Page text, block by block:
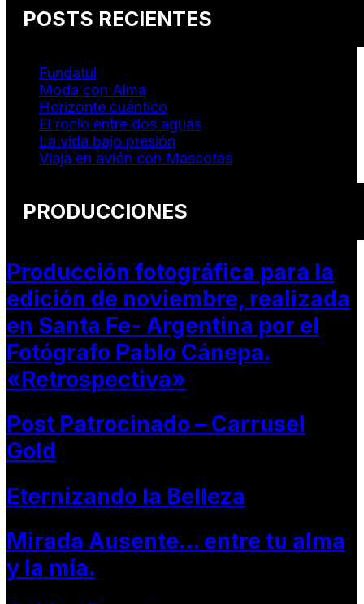
POSTS RECIENTES
Fundatul
Moda con Alma
Horizonte cuántico
El rocio entre dos aguas
La vida bajo presión
Viaja en avión con Mascotas
PRODUCCIONES
Producción fotográfica para la
edición de noviembre, realizada
en Santa Fe- Argentina por el
Fotógrafo Pablo Cánepa.
«Retrospectiva»
Post Patrocinado – Carrusel
Gold
Eternizando la Belleza
Mirada Ausente… entre tu alma
y la mía.